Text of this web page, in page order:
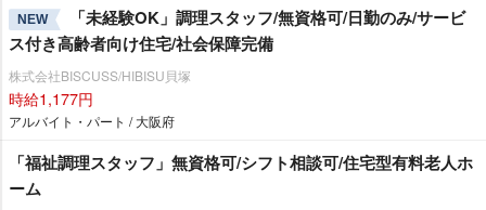
NEW
「未経験OK」調理スタッフ/無資格可/日勤のみ/サービ
ス付き高齢者向け住宅/社会保障完備
株式会社BISCUSS/HIBISU貝塚
時給1,177円
アルバイト・パート / 大阪府
「福祉調理スタッフ」無資格可/シフト相談可/住宅型有料老人ホ
ーム